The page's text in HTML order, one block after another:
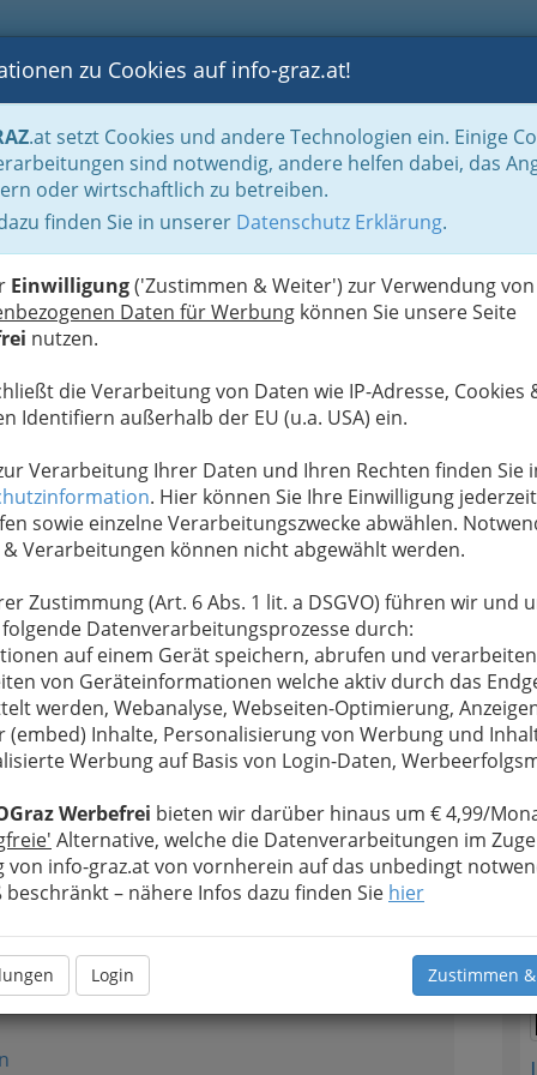
BLOGS FOTOS GASTRONOMIE BRANCHEN
zu Cookies auf info-graz.at!
.at setzt Cookies und andere Technologien ein. Einige
sind notwendig, andere helfen dabei, das
oder wirtschaftlich zu betreiben.
finden Sie in unserer Datenschutz Erklärung.
Einwilligung('Zustimmen & Weiter') zur Verwendung von
Daten für Werbung können Sie unsere Seite
nutzen.
die Verarbeitung von Daten wie IP-Adresse, Cookies
Identifiern außerhalb der EU (u.a. USA) ein.
Verarbeitung Ihrer Daten und Ihren Rechten finden Sie
. Hier können Sie Ihre Einwilligung jederzeit
sowie einzelne Verarbeitungszwecke abwählen.
& Verarbeitungen können nicht abgewählt werden.
Zustimmung (Art. 6 Abs. 1 lit. a DSGVO) führen wir und
Datenverarbeitungsprozesse durch:
auf einem Gerät speichern, abrufen und
von Geräteinformationen welche aktiv durch das
werden, Webanalyse, Webseiten-Optimierung,
(embed) Inhalte, Personalisierung von Werbung und
Werbung auf Basis von Login-Daten,
Werbefrei bieten wir darüber hinaus um € 4,99/
Alternative, welche die Datenverarbeitungen im
von info-graz.at von vornherein auf das unbedingt
beschränkt – nähere Infos dazu finden Sie hier
Login Zustimmen
& Handwerk, Gliederung der WKO Landesinnung der Glaser - Mitglieder
und Glasschleifereien übersichtlich aufgelistet!
2